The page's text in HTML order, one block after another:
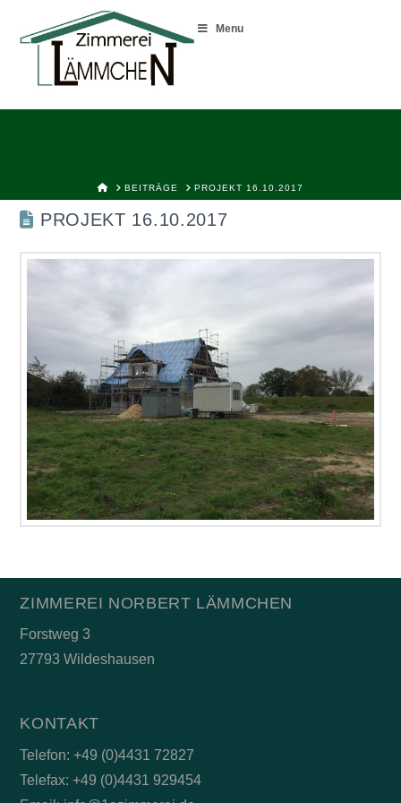
Menu
HOMEBEITRÄGE PROJEKT 16.10.2017
PROJEKT 16.10.2017
ZIMMEREI NORBERT LÄMMCHEN
Forstweg 3
27793 Wildeshausen
KONTAKT
Telefon: +49 (0)4431 72827
Telefax: +49 (0)4431 929454